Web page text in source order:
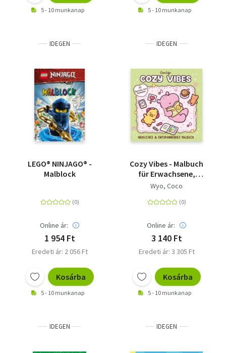
5 - 10 munkanap 5 - 10 munkanap
IDEGEN
LEGO® NINJAGO® -
Malblock
Online ár:
1 954 Ft
Eredeti ár: 2 056 Ft
Kosárba
5 - 10 munkanap
IDEGEN
Cozy Vibes - Malbuch
für Erwachsene,
Teenager und Kinder
Coloring)
Wyo, Coco
Online ár:
3 140 Ft
Eredeti ár: 3 305 Ft
Kosárba
5 - 10 munkanap
IDEGEN IDEGEN